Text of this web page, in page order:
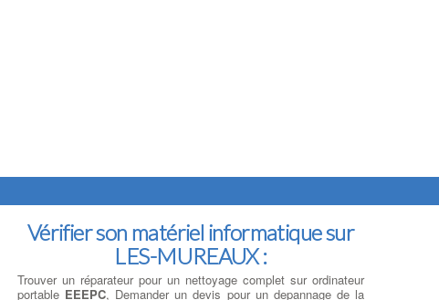
Vérifier son matériel informatique sur
LES-MUREAUX :
Trouver un réparateur pour un nettoyage complet sur ordinateur
portable EEEPC, Demander un devis pour un depannage de la